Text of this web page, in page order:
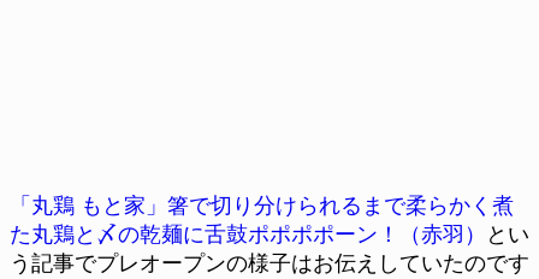
「丸鶏 もと家」箸で切り分けられるまで柔らかく煮
た丸鶏と〆の乾麺に舌鼓ポポポポーン！（赤羽）
とい
う記事でプレオープンの様子はお伝えしていたのです